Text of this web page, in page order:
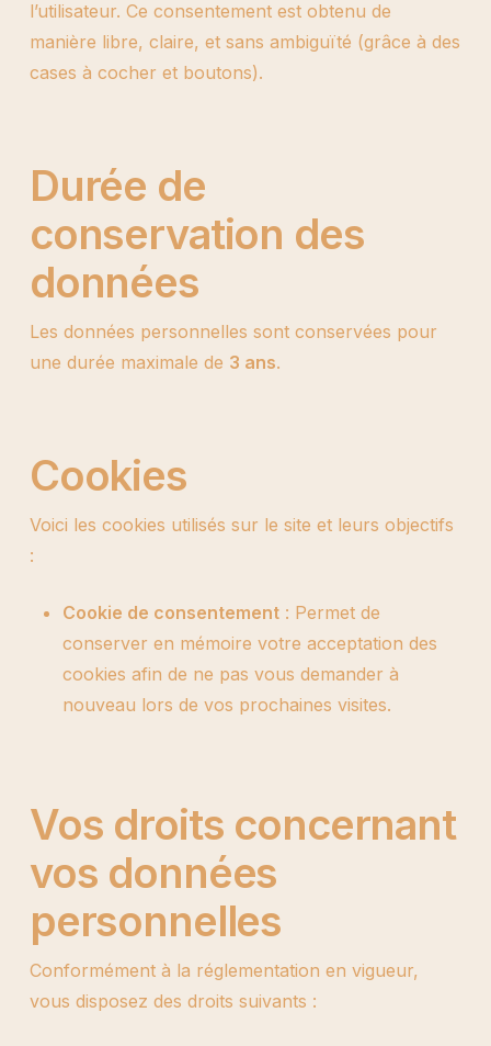
l’utilisateur. Ce consentement est obtenu de
manière libre, claire, et sans ambiguïté (grâce à des
cases à cocher et boutons).
Durée de
conservation des
données
Les données personnelles sont conservées pour
une durée maximale de 3 ans.
Cookies
Voici les cookies utilisés sur le site et leurs objectifs
:
Cookie de consentement: Permet de
conserver en mémoire votre acceptation des
cookies afin de ne pas vous demander à
nouveau lors de vos prochaines visites.
Vos droits concernant
vos données
personnelles
Conformément à la réglementation en vigueur,
vous disposez des droits suivants :